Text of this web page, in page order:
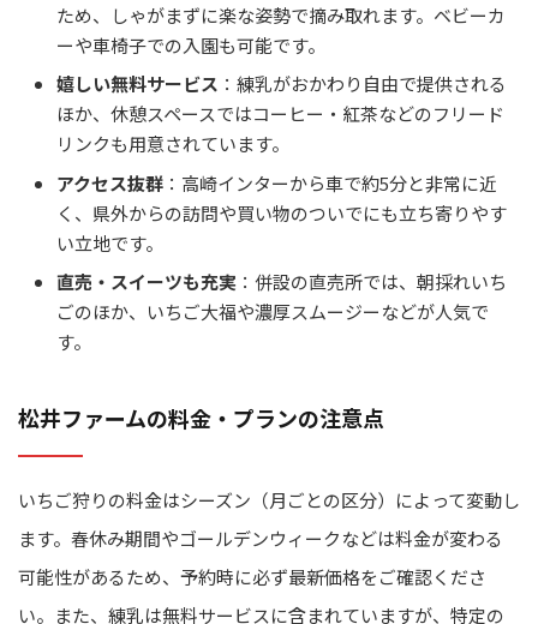
ため、しゃがまずに楽な姿勢で摘み取れます。ベビーカ
ーや車椅子での入園も可能です。
嬉しい無料サービス ：練乳がおかわり自由で提供される
ほか、休憩スペースではコーヒー・紅茶などのフリード
リンクも用意されています。
アクセス抜群 ：高崎インターから車で約5分と非常に近
く、県外からの訪問や買い物のついでにも立ち寄りやす
い立地です。
直売・スイーツも充実 ：併設の直売所では、朝採れいち
ごのほか、いちご大福や濃厚スムージーなどが人気で
す。
松井ファームの料金・プランの注意点
いちご狩りの料金はシーズン（月ごとの区分）によって変動し
ます。春休み期間やゴールデンウィークなどは料金が変わる
可能性があるため、予約時に必ず最新価格をご確認くださ
い。また、練乳は無料サービスに含まれていますが、特定の